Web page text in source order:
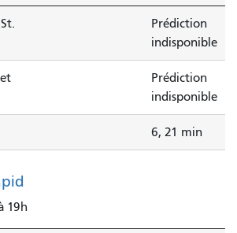
Prédiction
indisponible
Prédiction
indisponible
6, 21 min
19h